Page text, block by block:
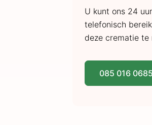
U kunt ons 24
telefonisch
deze crematie te
085 016 0685